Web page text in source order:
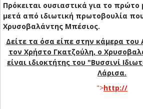
Πρόκειται ουσιαστικά για το πρώτο
μετά από ιδιωτική πρωτοβουλία
Χρυσοβαλάντης Μπέσιος.
Δείτε τα όσα είπε στην κάμερα
τον Χρήστο Γκατζούλη, ο
είναι ιδιοκτήτης του "Βυσσινί
Λάρισα.
">http://